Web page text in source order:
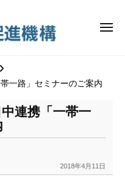
メ
一路」セミナーのご案内
連携「一帯一
2018年4月11日